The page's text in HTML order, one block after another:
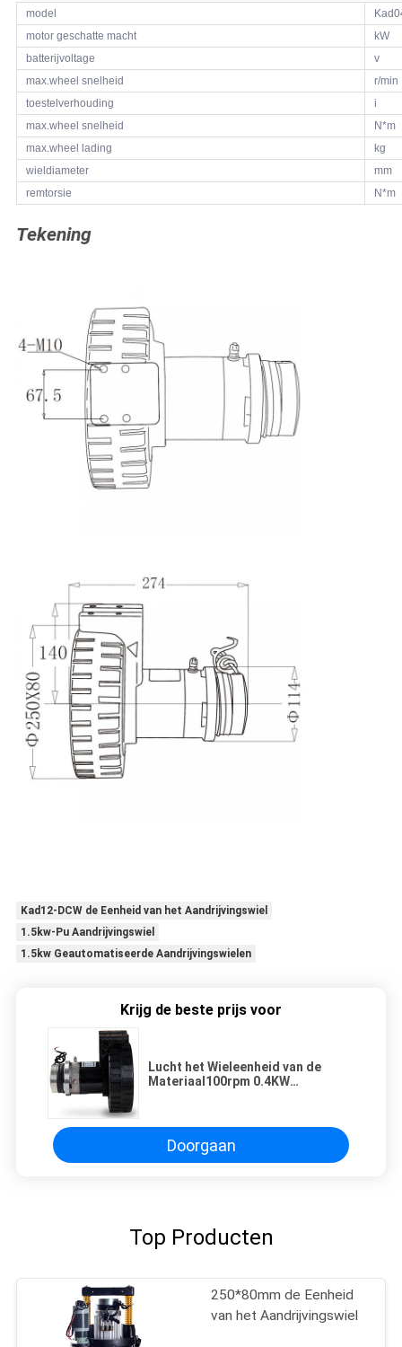
model
motor geschatte macht
kW
batterijvoltage
v
max.wheel snelheid
r/min
toestelverhouding
i
max.wheel snelheid
N*m
max.wheel lading
kg
wieldiameter
mm
remtorsie
N*m
Tekening
Kad12-DCW de Eenheid van het Aandrijvingswiel
1.5kw-Pu Aandrijvingswiel
1.5kw Geautomatiseerde Aandrijvingswielen
Krijg de beste prijs voor
Lucht het Wieleenheid van de
Materiaal100rpm 0.4KW
Doorgaan
Top Producten
250*80mm de Eenheid
van het Aandrijvingswiel